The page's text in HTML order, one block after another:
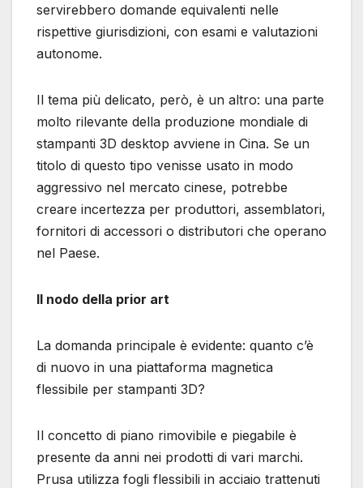
servirebbero domande equivalenti nelle
rispettive giurisdizioni, con esami e valutazioni
autonome.
Il tema più delicato, però, è un altro: una parte
molto rilevante della produzione mondiale di
stampanti 3D desktop avviene in Cina. Se un
titolo di questo tipo venisse usato in modo
aggressivo nel mercato cinese, potrebbe
creare incertezza per produttori, assemblatori,
fornitori di accessori o distributori che operano
nel Paese.
Il nodo della prior art
La domanda principale è evidente: quanto c’è
di nuovo in una piattaforma magnetica
flessibile per stampanti 3D?
Il concetto di piano rimovibile e piegabile è
presente da anni nei prodotti di vari marchi.
Prusa utilizza fogli flessibili in acciaio trattenuti